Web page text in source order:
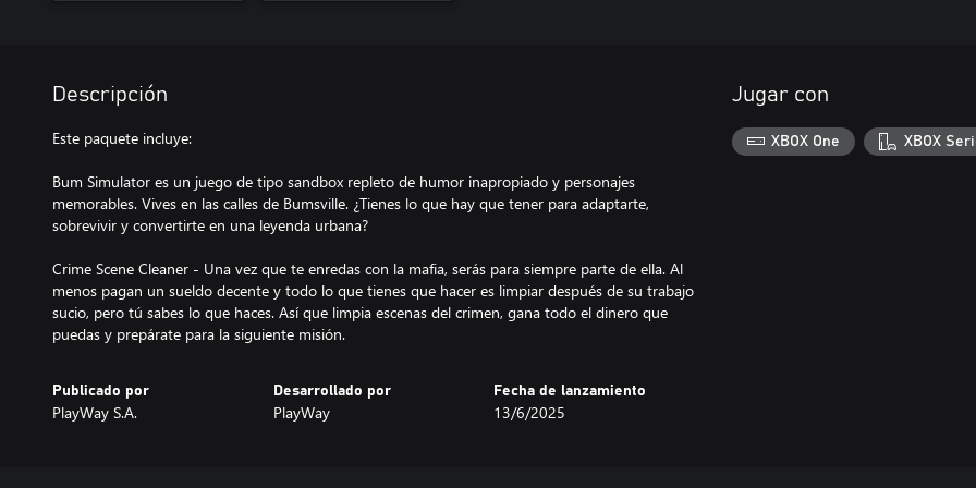
Descripción
Este paquete incluye:
Bum Simulator es un juego de tipo sandbox repleto de humor inapropiado y personajes
memorables. Vives en las calles de Bumsville. ¿Tienes lo que hay que tener para adaptarte,
sobrevivir y convertirte en una leyenda urbana?
Crime Scene Cleaner - Una vez que te enredas con la mafia, serás para siempre parte de ella. Al
menos pagan un sueldo decente y todo lo que tienes que hacer es limpiar después de su trabajo
sucio, pero tú sabes lo que haces. Así que limpia escenas del crimen, gana todo el dinero que
puedas y prepárate para la siguiente misión.
Publicado por
PlayWay S.A.
Desarrollado por
PlayWay
Fecha de lanzamiento
13/6/2025
Jugar con
XBOX One XBOX